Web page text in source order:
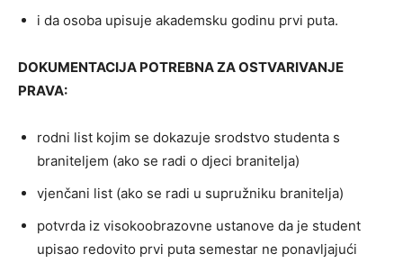
i da osoba upisuje akademsku godinu prvi puta.
DOKUMENTACIJA POTREBNA ZA OSTVARIVANJE
PRAVA:
rodni list kojim se dokazuje srodstvo studenta s
braniteljem (ako se radi o djeci branitelja)
vjenčani list (ako se radi u supružniku branitelja)
potvrda iz visokoobrazovne ustanove da je student
upisao redovito prvi puta semestar ne ponavljajući